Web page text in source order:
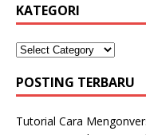
KATEGORI
POSTING TERBARU
Tutorial Cara